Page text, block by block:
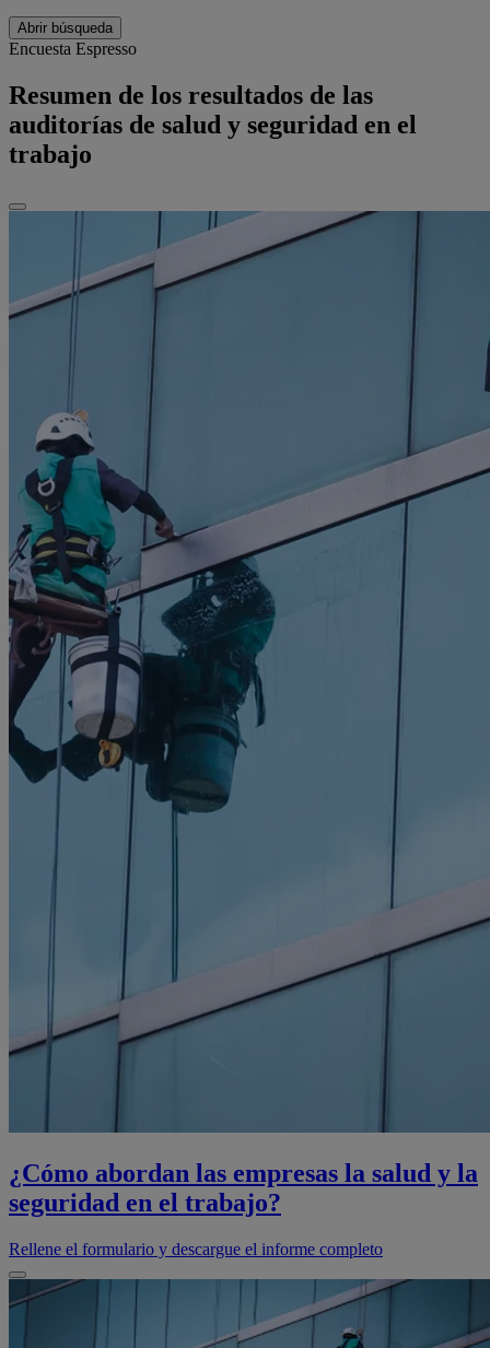
Abrir búsqueda
Encuesta Espresso
Resumen de los resultados de las
auditorías de salud y seguridad en el
trabajo
¿Cómo abordan las empresas la salud y la
seguridad en el trabajo?
Rellene el formulario y descargue el informe completo